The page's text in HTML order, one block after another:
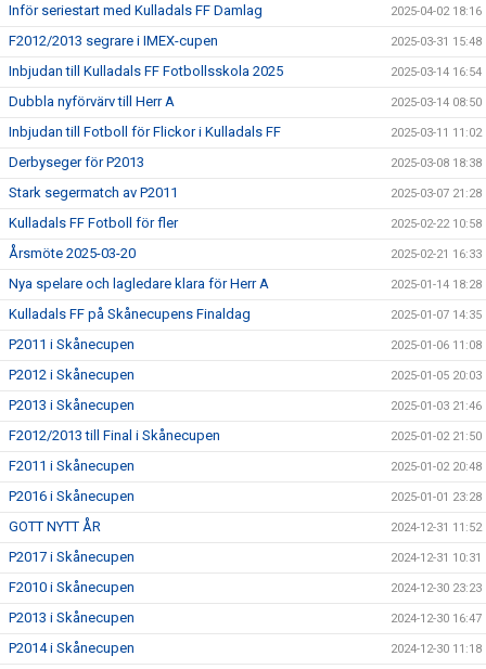
Inför seriestart med Kulladals FF Damlag 2025-04-02 18:16
F2012/2013 segrare i IMEX-cupen 2025-03-31 15:48
Inbjudan till Kulladals FF Fotbollsskola 2025 2025-03-14 16:54
Dubbla nyförvärv till Herr A 2025-03-14 08:50
Inbjudan till Fotboll för Flickor i Kulladals FF 2025-03-11 11:02
Derbyseger för P2013 2025-03-08 18:38
Stark segermatch av P2011 2025-03-07 21:28
Kulladals FF Fotboll för fler 2025-02-22 10:58
Årsmöte 2025-03-20 2025-02-21 16:33
Nya spelare och lagledare klara för Herr A 2025-01-14 18:28
Kulladals FF på Skånecupens Finaldag 2025-01-07 14:35
P2011 i Skånecupen 2025-01-06 11:08
P2012 i Skånecupen 2025-01-05 20:03
P2013 i Skånecupen 2025-01-03 21:46
F2012/2013 till Final i Skånecupen 2025-01-02 21:50
F2011 i Skånecupen 2025-01-02 20:48
P2016 i Skånecupen 2025-01-01 23:28
GOTT NYTT ÅR 2024-12-31 11:52
P2017 i Skånecupen 2024-12-31 10:31
F2010 i Skånecupen 2024-12-30 23:23
P2013 i Skånecupen 2024-12-30 16:47
P2014 i Skånecupen 2024-12-30 11:18